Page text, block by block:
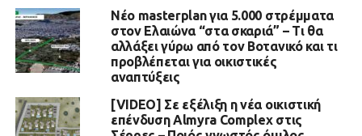
Νέο masterplan για 5.000 στρέμματα
στον Ελαιώνα “στα σκαριά” – Τι θα
αλλάξει γύρω από τον Βοτανικό και τι
προβλέπεται για οικιστικές
αναπτύξεις
[VIDEO] Σε εξέλιξη η νέα οικιστική
επένδυση Almyra Complex στις